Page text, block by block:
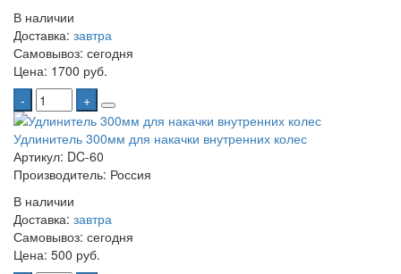
В наличии
Доставка: завтра
Самовывоз: сегодня
Цена: 1700 руб.
-
+
Удлинитель 300мм для накачки внутренних колес
Артикул: DC-60
Производитель: Россия
В наличии
Доставка: завтра
Самовывоз: сегодня
Цена: 500 руб.